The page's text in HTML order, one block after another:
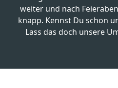
weiter und nach
knapp. Kennst Du schon
Lass das doch unsere